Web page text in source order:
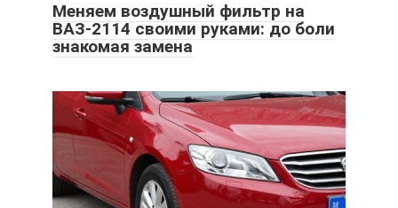
Меняем воздушный фильтр на
ВАЗ-2114 своими руками: до боли
знакомая замена